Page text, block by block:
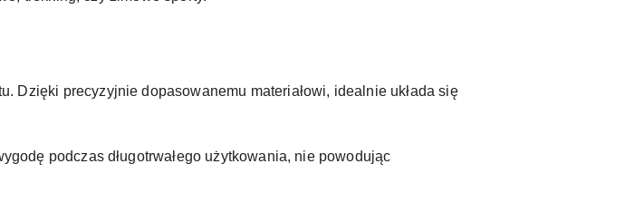
Dzięki precyzyjnie dopasowanemu materiałowi, idealnie układa się
podczas długotrwałego użytkowania, nie powodując